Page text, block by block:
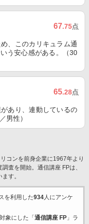
67.75点
、このカリキュラム通
う安心感がある。（30
65.28点
あり、連動しているの
男性）
コンを前身企業に1967年より
査を開始。通信講座 FPは、
す。
を利用した934人にアンケ
象にした「 通信講座 FP」ラ